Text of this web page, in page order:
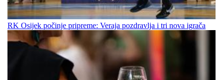
RK Osijek počinje pripreme: Veraja pozdravlja i tri nova igrača